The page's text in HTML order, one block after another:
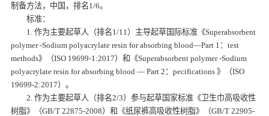
制备方法，中国，排名1/6。
标准：
1. 作为主要起草人（排名1/11）主导起草国际标准《Superabsorbent
polymer -Sodium polyacrylate resin for absorbing blood—Part 1：test
methods》（ISO 19699-1:2017）和《Superabsorbent polymer -Sodium
polyacrylate resin for absorbing blood — Part 2：pecifications 》（ISO
19699-2:2017）。
2. 作为主要起草人（排名2/3）参与起草国家标准《卫生巾高吸收性
树脂》（GB/T 22875-2008）和《纸尿裤高吸收性树脂》（GB/T 22905-